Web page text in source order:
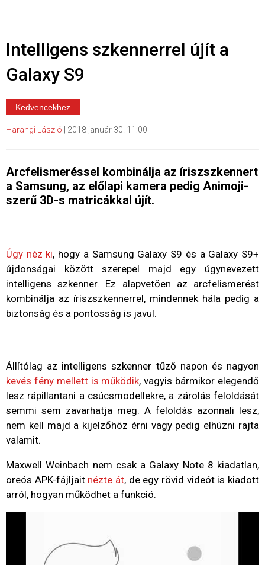
Intelligens szkennerrel újít a
Galaxy S9
Kedvencekhez
Harangi László 2018 január 30. 11:00
Arcfelismeréssel kombinálja az íriszszkennert
a Samsung, az előlapi kamera pedig Animoji-
szerű 3D-s matricákkal újít.
Úgy néz ki, hogy a Samsung Galaxy S9 és a Galaxy S9+
újdonságai között szerepel majd egy úgynevezett
intelligens szkenner. Ez alapvetően az arcfelismerést
kombinálja az íriszszkennerrel, mindennek hála pedig a
biztonság és a pontosság is javul.
Állítólag az intelligens szkenner tűző napon és nagyon
kevés fény mellett is működik, vagyis bármikor elegendő
lesz rápillantani a csúcsmodellekre, a zárolás feloldását
semmi sem zavarhatja meg. A feloldás azonnali lesz,
nem kell majd a kijelzőhöz érni vagy pedig elhúzni rajta
valamit.
Maxwell Weinbach nem csak a Galaxy Note 8 kiadatlan,
oreós APK-fájljait nézte át, de egy rövid videót is kiadott
arról, hogyan működhet a funkció.